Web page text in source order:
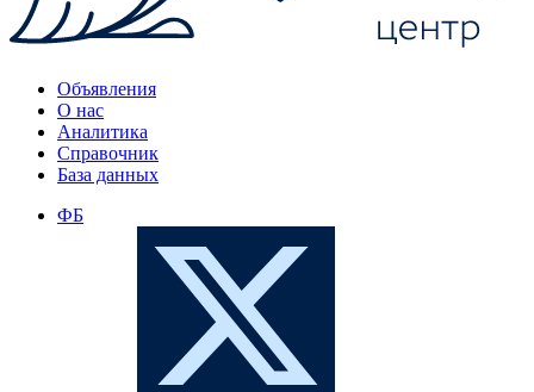
Объявления
О нас
Аналитика
Справочник
База данных
ФБ